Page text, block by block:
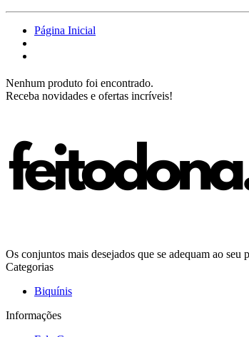
Página Inicial
Nenhum produto foi encontrado.
Receba novidades e ofertas incríveis!
Os conjuntos mais desejados que se adequam ao
Categorias
Biquínis
Informações